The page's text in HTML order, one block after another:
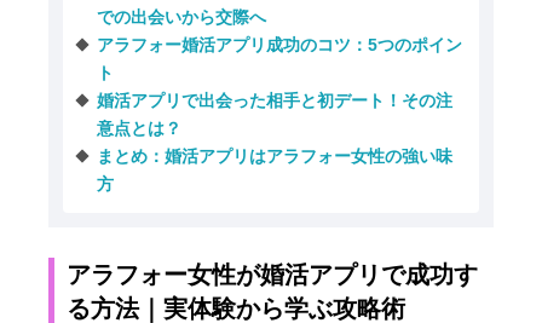
での出会いから交際へ
アラフォー婚活アプリ成功のコツ：5つのポイン
ト
婚活アプリで出会った相手と初デート！その注
意点とは？
まとめ：婚活アプリはアラフォー女性の強い味
方
アラフォー女性が婚活アプリで成功す
る方法｜実体験から学ぶ攻略術